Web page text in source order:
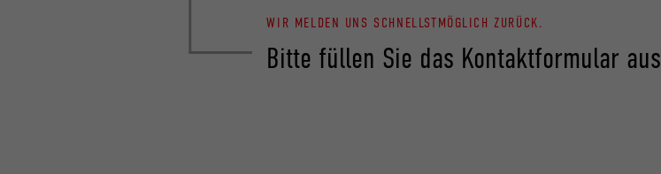
Bitte füllen Sie das Kontaktformular aus
WIR MELDEN UNS SCHNELLSTMÖGLICH ZURÜCK.